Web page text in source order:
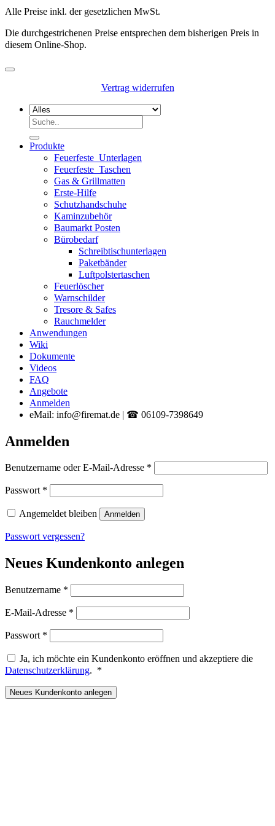
Alle Preise inkl. der gesetzlichen MwSt.
Die durchgestrichenen Preise entsprechen dem bisherigen Preis in
diesem Online-Shop.
Vertrag widerrufen
Suchen
Produkte
Feuerfeste_Unterlagen
Feuerfeste_Taschen
Gas & Grillmatten
Erste-Hilfe
Schutzhandschuhe
Kaminzubehör
Baumarkt Posten
Bürobedarf
Schreibtischunterlagen
Paketbänder
Luftpolstertaschen
Feuerlöscher
Warnschilder
Tresore & Safes
Rauchmelder
Anwendungen
Wiki
Dokumente
Videos
FAQ
Angebote
Anmelden
eMail: info@firemat.de | ☎ 06109-7398649
Anmelden
Benutzername oder E-Mail-Adresse *
Passwort *
Angemeldet bleiben Anmelden
Passwort vergessen?
Neues Kundenkonto anlegen
Benutzername *
E-Mail-Adresse *
Passwort *
Ja, ich möchte ein Kundenkonto eröffnen und akzeptiere die
Datenschutzerklärung. *
Neues Kundenkonto anlegen